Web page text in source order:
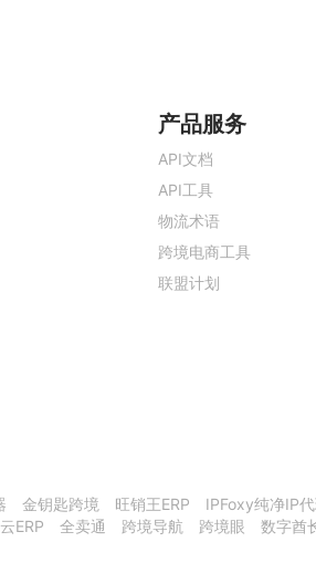
产品服务
API文档
API工具
物流术语
跨境电商工具
联盟计划
金钥匙跨境 旺销王ERP IPFoxy纯净IP
ERP 全卖通 跨境导航 跨境眼 数字酋